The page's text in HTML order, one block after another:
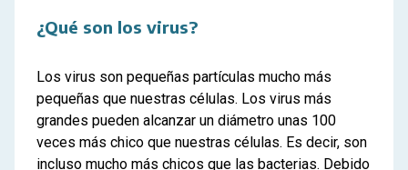
¿Qué son los virus?
Los virus son pequeñas partículas mucho más
pequeñas que nuestras células. Los virus más
grandes pueden alcanzar un diámetro unas 100
veces más chico que nuestras células. Es decir, son
incluso mucho más chicos que las bacterias. Debido